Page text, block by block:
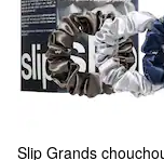
Slip Grands